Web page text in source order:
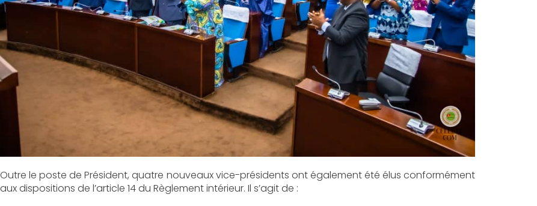
Outre le poste de Président, quatre nouveaux vice-présidents ont également été élus conformément
aux dispositions de l’article 14 du Règlement intérieur. Il s’agit de :